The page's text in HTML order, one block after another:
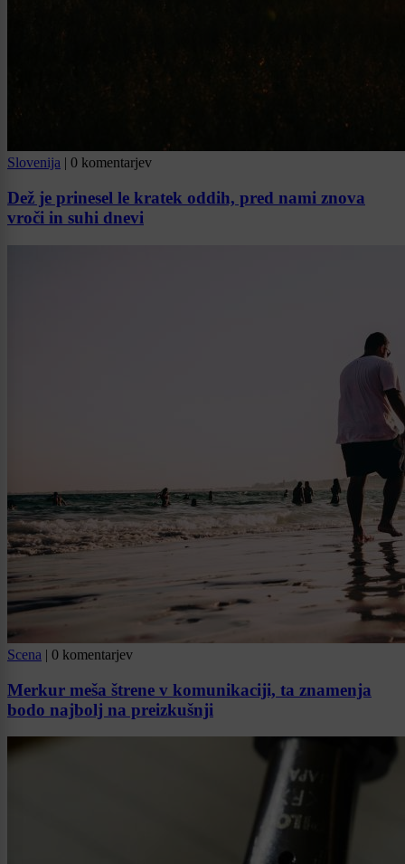
Slovenija | 0 komentarjev
Dež je prinesel le kratek oddih, pred nami znova
vroči in suhi dnevi
Scena | 0 komentarjev
Merkur meša štrene v komunikaciji, ta znamenja
bodo najbolj na preizkušnji